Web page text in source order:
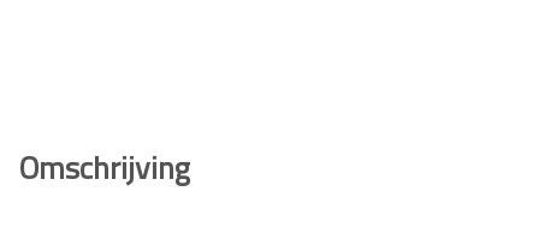
Omschrijving